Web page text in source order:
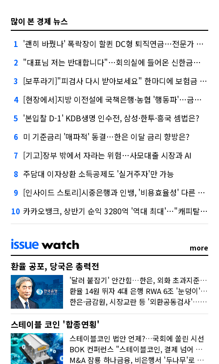
많이 본 경제 뉴스
1 '괜히 바꿨나' 폭락장이 할퀸 DC형 퇴직연금…전문가 조언은
2 "대표님 저는 반대합니다"…회의실에 들어온 신한금융 AI
3 [보푸라기]"피검사 다시 받아보세요" 한마디에 보험금 못 받을 뻔?
4 [현장에서]지방 이전설에 국책은행·농협 '행동파'…금감원 '신중모드'
5 '본입찰 D-1' KDB생명 인수전, 삼성·한투·흥국 셈법은?
6 미 기준금리 '매파적' 동결…한은 이달 금리 향방은?
7 [기고]장부 밖에서 자라는 위험…사모대출 시장과 AI
8 주담대 이자상환 소득공제도 '실거주자'만 가능
9 [인사이드 스토리]시중은행과 인뱅, '비용효율성' 다른 잣대 왜?
10 카카오뱅크, 상반기 순익 3280억 '역대 최대'…"캐피탈, 자산 1조원 이상"
more
환율 공포, 당국은 총력전
'달러 붙잡기' 안간힘…한은, 외화 초과지준에 이자 6개월 더
환율 14원 뛰자 4대 은행 RWA 6조 '눈덩이'…2배 뛴 2분기는?
한은·금감원, 시장교란 등 '외환공동검사'…환율 급등 전방위 대응
스테이블 코인 '합종연횡'
스테이블코인 법안 언제?…국회에 쏠린 시선
BOK 컨퍼런스 "스테이블코인, 결제 넘어 보험 대출 등 금융 연결 도구"
M&A 잠룡 하나금융, 비은행서 '두나무'로 눈돌린 이유는